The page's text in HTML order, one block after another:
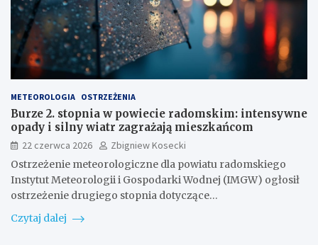
METEOROLOGIA OSTRZEŻENIA
Burze 2. stopnia w powiecie radomskim: intensywne
opady i silny wiatr zagrażają mieszkańcom
22 czerwca 2026
Zbigniew Kosecki
Ostrzeżenie meteorologiczne dla powiatu radomskiego
Instytut Meteorologii i Gospodarki Wodnej (IMGW) ogłosił
ostrzeżenie drugiego stopnia dotyczące…
Czytaj dalej